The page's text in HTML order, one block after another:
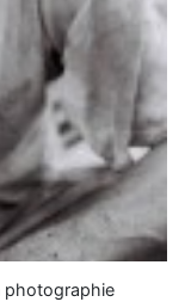
photographie